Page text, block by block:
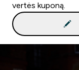
vertės kuponą.